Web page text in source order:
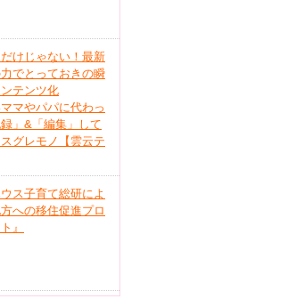
けじゃない！最新
でとっておきの瞬
テンツ化
マやパパに代わっ
」&「編集」して
スグレモノ【雲云テ
ス子育て総研によ
への移住促進プロ
』